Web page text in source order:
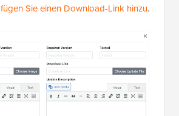
fügen Sie einen Download-Link hinzu.